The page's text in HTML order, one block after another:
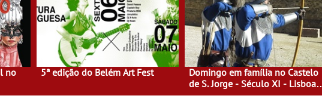
no
5ª edição do Belém Art Fest
Domingo em família no Castelo
de S. Jorge - Século XI - Lisboa
Fora do Condado